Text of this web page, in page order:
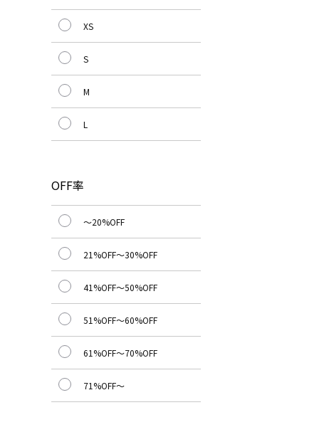
XS
S
M
L
OFF率
～20%OFF
21%OFF～30%OFF
41%OFF～50%OFF
51%OFF～60%OFF
61%OFF～70%OFF
71%OFF～